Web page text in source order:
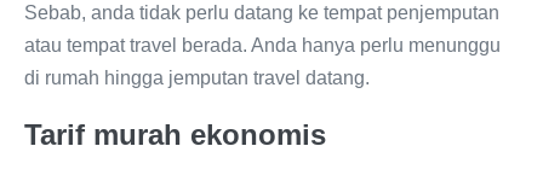
Sebab, anda tidak perlu datang ke tempat penjemputan
atau tempat travel berada. Anda hanya perlu menunggu
di rumah hingga jemputan travel datang.
Tarif murah ekonomis